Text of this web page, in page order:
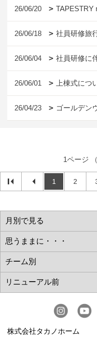
26/06/20 TAPESTRY
26/06/18 社員研修旅
26/06/04 社員研修に
26/06/01 上棟式につ
26/04/23 ゴールデン
1ページ
1 2
株式会社タカノホーム